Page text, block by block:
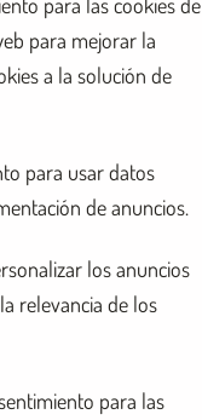
para mejorar la
a la solución de
para usar datos
de anuncios.
los anuncios
relevancia de los
para las